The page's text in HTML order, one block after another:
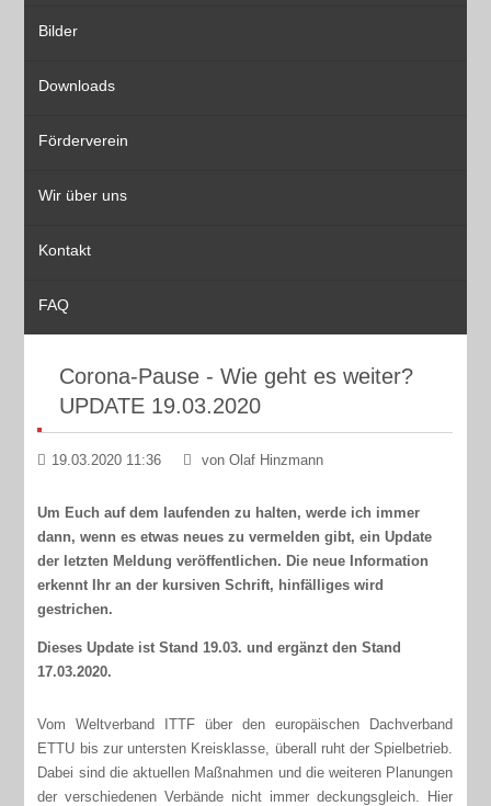
Bilder
Downloads
Förderverein
Wir über uns
Kontakt
FAQ
Corona-Pause - Wie geht es weiter?
UPDATE 19.03.2020
19.03.2020 11:36 von Olaf Hinzmann
Um Euch auf dem laufenden zu halten, werde ich immer
dann, wenn es etwas neues zu vermelden gibt, ein Update
der letzten Meldung veröffentlichen. Die neue Information
erkennt Ihr an der kursiven Schrift, hinfälliges wird
gestrichen.
Dieses Update ist Stand 19.03. und ergänzt den Stand
17.03.2020.
Vom Weltverband ITTF über den europäischen Dachverband
ETTU bis zur untersten Kreisklasse, überall ruht der Spielbetrieb.
Dabei sind die aktuellen Maßnahmen und die weiteren Planungen
der verschiedenen Verbände nicht immer deckungsgleich. Hier